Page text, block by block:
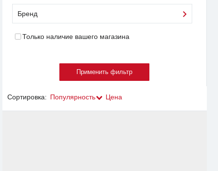
Бренд
Только наличие вашего магазина
Сортировка: Популярность Цена